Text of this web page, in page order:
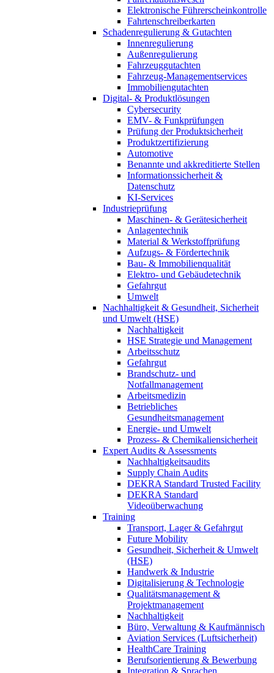
Elektronische Führerscheinkontrolle
Fahrtenschreiberkarten
Schadenregulierung & Gutachten
Innenregulierung
Außenregulierung
Fahrzeuggutachten
Fahrzeug-Managementservices
Immobiliengutachten
Digital- & Produktlösungen
Cybersecurity
EMV- & Funkprüfungen
Prüfung der Produktsicherheit
Produktzertifizierung
Automotive
Benannte und akkreditierte Stellen
Informationssicherheit &
Datenschutz
KI-Services
Industrieprüfung
Maschinen- & Gerätesicherheit
Anlagentechnik
Material & Werkstoffprüfung
Aufzugs- & Fördertechnik
Bau- & Immobilienqualität
Elektro- und Gebäudetechnik
Gefahrgut
Umwelt
Nachhaltigkeit & Gesundheit, Sicherheit
und Umwelt (HSE)
Nachhaltigkeit
HSE Strategie und Management
Arbeitsschutz
Gefahrgut
Brandschutz- und
Notfallmanagement
Arbeitsmedizin
Betriebliches
Gesundheitsmanagement
Energie- und Umwelt
Prozess- & Chemikaliensicherheit
Expert Audits & Assessments
Nachhaltigkeitsaudits
Supply Chain Audits
DEKRA Standard Trusted Facility
DEKRA Standard
Videoüberwachung
Training
Transport, Lager & Gefahrgut
Future Mobility
Gesundheit, Sicherheit & Umwelt
(HSE)
Handwerk & Industrie
Digitalisierung & Technologie
Qualitätsmanagement &
Projektmanagement
Nachhaltigkeit
Büro, Verwaltung & Kaufmännisch
Aviation Services (Luftsicherheit)
HealthCare Training
Berufsorientierung & Bewerbung
Integration & Sprachen